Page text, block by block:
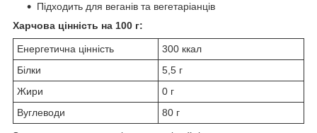
Підходить для веганів та вегетаріанців
Харчова цінність на 100 г:
Енергетична цінність
300 ккал
Білки
5,5 г
Жири
0 г
Вуглеводи
80 г